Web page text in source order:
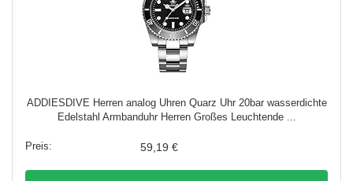
ADDIESDIVE Herren analog Uhren Quarz Uhr 20bar wasserdichte
Edelstahl Armbanduhr Herren Großes Leuchtende ...
59,19 €